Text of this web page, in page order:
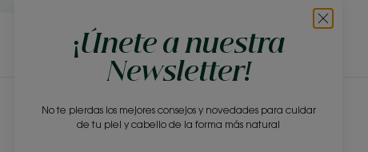
¡Únete a nuestra
Newsletter!
No te pierdas los mejores consejos y novedades para cuidar
de tu piel y cabello de la forma más natural
Newsletter